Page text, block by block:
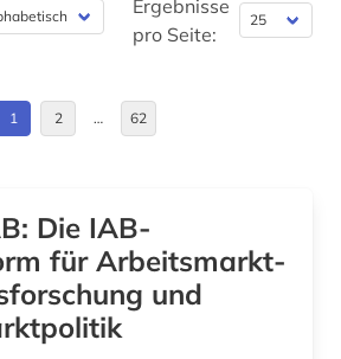
arbeitsbeziehungen (1)
arbeitsmarktforschung (1)
arbeitsmarktpolitik (1)
arbeitsmarktstatistik (2)
Deutschland (245)
Ergebnisse
pro Seite:
1 2 … 62
Die IAB-
für Arbeitsmarkt-
und